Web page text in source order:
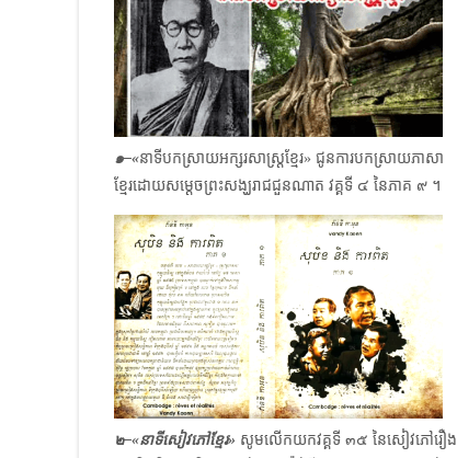
๑–«នាទីបកស្រាយអក្សរសាស្ត្រខ្មែរ» ជូនការបកស្រាយភាសា
ខ្មែរដោយសម្ដេចព្រះសង្ឃរាជជួនណាត វគ្គទី ๔ នៃភាគ ๙ ។
๒–«នាទីសៀវភៅខ្មែរ» សូមលើកយកវគ្គទី ๓๕ នៃសៀវភៅរឿង